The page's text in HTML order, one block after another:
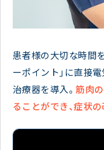
患者様の大切な時間
ーポイント」に直接
治療器を導入。筋肉
ることができ、症状